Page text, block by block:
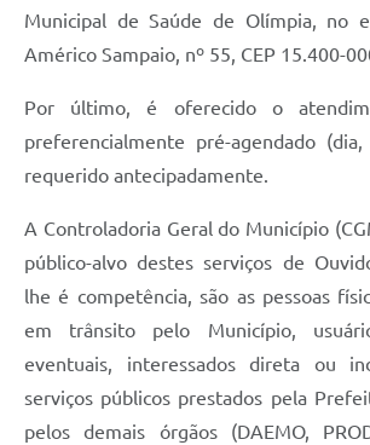
Municipal de Saúde de Olímpia, no
Américo Sampaio, nº 55, CEP 15.400-
Por último, é oferecido o
preferencialmente pré-agendado
requerido antecipadamente.
A Controladoria Geral do Município
público-alvo destes serviços de
lhe é competência, são as pessoas
em trânsito pelo Município,
eventuais, interessados direta ou
serviços públicos prestados pela
pelos demais órgãos (DAEMO,